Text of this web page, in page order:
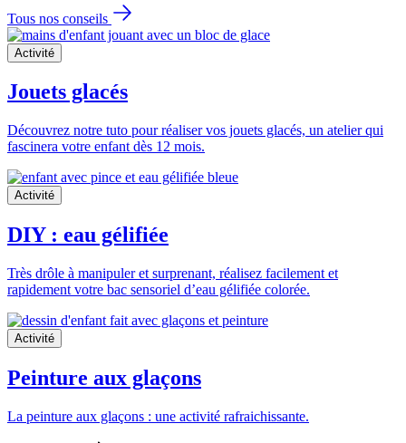
Tous nos conseils
Activité
Jouets glacés
Découvrez notre tuto pour réaliser vos jouets glacés, un atelier qui
fascinera votre enfant dès 12 mois.
Activité
DIY : eau gélifiée
Très drôle à manipuler et surprenant, réalisez facilement et
rapidement votre bac sensoriel d’eau gélifiée colorée.
Activité
Peinture aux glaçons
La peinture aux glaçons : une activité rafraichissante.